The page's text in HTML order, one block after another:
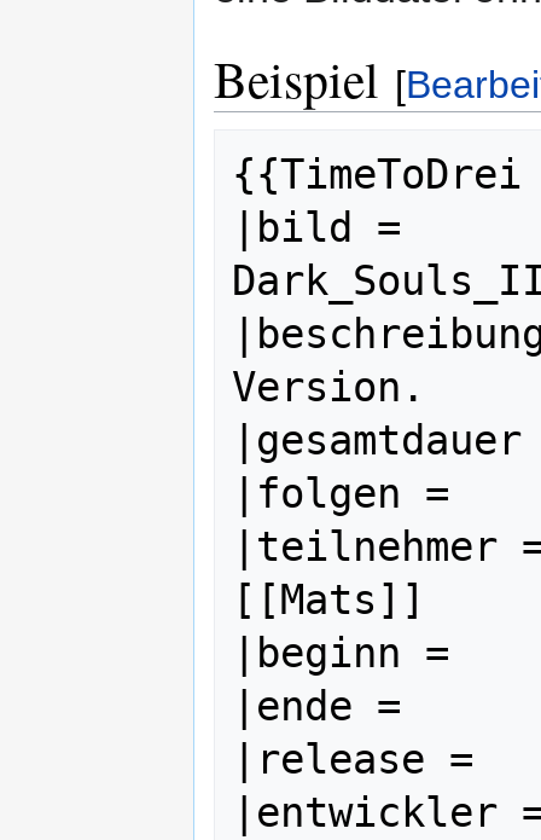
Beispiel [
{{TimeToDrei
|bild =
Version.
|folgen =
[[Mats]]
|beginn =
|ende =
|release =
|entwickler